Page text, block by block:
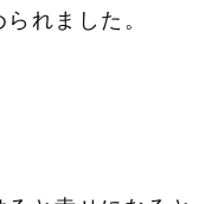
れました。